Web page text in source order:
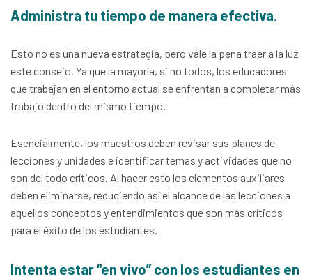
Administra tu tiempo de manera efectiva.
Esto no es una nueva estrategia, pero vale la pena traer a la luz
este consejo. Ya que la mayoría, si no todos, los educadores
que trabajan en el entorno actual se enfrentan a completar más
trabajo dentro del mismo tiempo.
Esencialmente, los maestros deben revisar sus planes de
lecciones y unidades e identificar temas y actividades que no
son del todo críticos. Al hacer esto los elementos auxiliares
deben eliminarse, reduciendo así el alcance de las lecciones a
aquellos conceptos y entendimientos que son más críticos
para el éxito de los estudiantes.
Intenta estar “en vivo” con los estudiantes en